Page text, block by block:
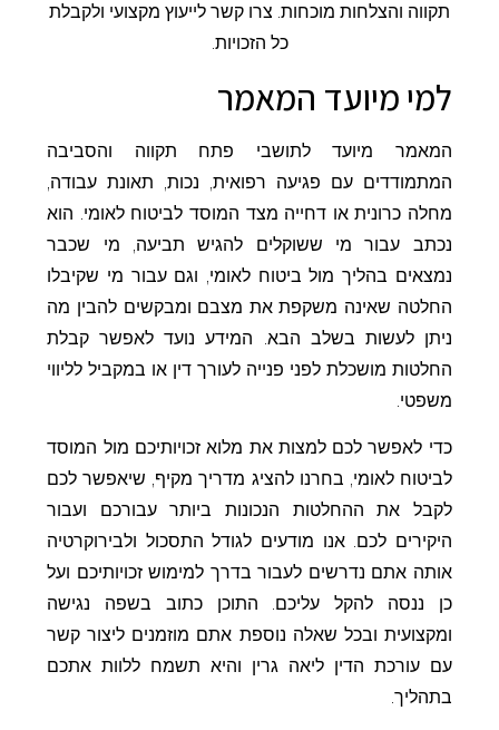
תקווה והצלחות מוכחות. צרו קשר לייעוץ מקצועי ולקבלת
כל הזכויות.
למי מיועד המאמר
המאמר מיועד לתושבי פתח תקווה והסביבה
המתמודדים עם פגיעה רפואית, נכות, תאונת עבודה,
מחלה כרונית או דחייה מצד המוסד לביטוח לאומי. הוא
נכתב עבור מי ששוקלים להגיש תביעה, מי שכבר
נמצאים בהליך מול ביטוח לאומי, וגם עבור מי שקיבלו
החלטה שאינה משקפת את מצבם ומבקשים להבין מה
ניתן לעשות בשלב הבא. המידע נועד לאפשר קבלת
החלטות מושכלת לפני פנייה לעורך דין או במקביל לליווי
משפטי.
כדי לאפשר לכם למצות את מלוא זכויותיכם מול המוסד
לביטוח לאומי, בחרנו להציג מדריך מקיף, שיאפשר לכם
לקבל את ההחלטות הנכונות ביותר עבורכם ועבור
היקירים לכם. אנו מודעים לגודל התסכול ולבירוקרטיה
אותה אתם נדרשים לעבור בדרך למימוש זכויותיכם ועל
כן ננסה להקל עליכם. התוכן כתוב בשפה נגישה
ומקצועית ובכל שאלה נוספת אתם מוזמנים ליצור קשר
עם עורכת הדין ליאה גרין והיא תשמח ללוות אתכם
בתהליך.